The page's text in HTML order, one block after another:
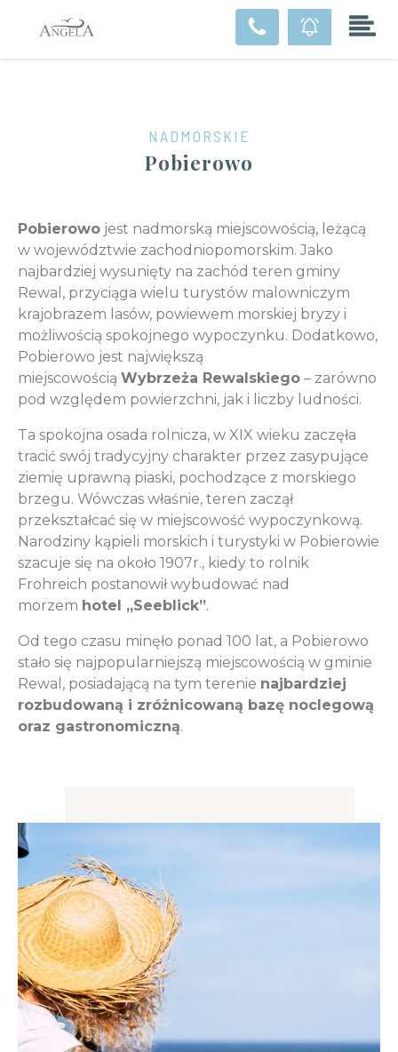
NADMORSKIE
Pobierowo
Pobierowo jest nadmorską miejscowością, leżącą
w województwie zachodniopomorskim. Jako
najbardziej wysunięty na zachód teren gminy
Rewal, przyciąga wielu turystów malowniczym
krajobrazem lasów, powiewem morskiej bryzy i
możliwością spokojnego wypoczynku. Dodatkowo,
Pobierowo jest największą
miejscowością Wybrzeża Rewalskiego – zarówno
pod względem powierzchni, jak i liczby ludności.
Ta spokojna osada rolnicza, w XIX wieku zaczęła
tracić swój tradycyjny charakter przez zasypujące
ziemię uprawną piaski, pochodzące z morskiego
brzegu. Wówczas właśnie, teren zaczął
przekształcać się w miejscowość wypoczynkową.
Narodziny kąpieli morskich i turystyki w Pobierowie
szacuje się na około 1907r., kiedy to rolnik
Frohreich postanowił wybudować nad
morzem hotel „Seeblick”.
Od tego czasu minęło ponad 100 lat, a Pobierowo
stało się najpopularniejszą miejscowością w gminie
Rewal, posiadającą na tym terenie najbardziej
rozbudowaną i zróżnicowaną bazę noclegową
oraz gastronomiczną.